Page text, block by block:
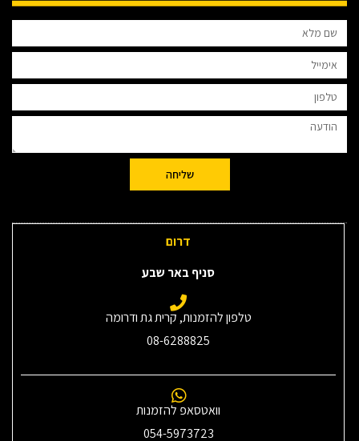
שליחה
דרום
סניף באר שבע
טלפון להזמנות, קרית גת ודרומה
08-6288825
וואטסאפ להזמנות
054-5973723